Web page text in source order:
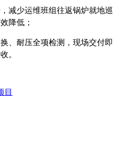
减少运维班组往返锅炉就地巡
降低；
、耐压全项检测，现场交付即
。
目